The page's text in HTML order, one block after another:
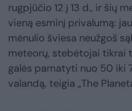
rugpjūčio 12 į 13 d., ir šių
vieną esminį privalumą:
mėnulio šviesa neužgoš
meteorų, stebėtojai tikrai
galės pamatyti nuo 50 iki
valandą, teigia „The